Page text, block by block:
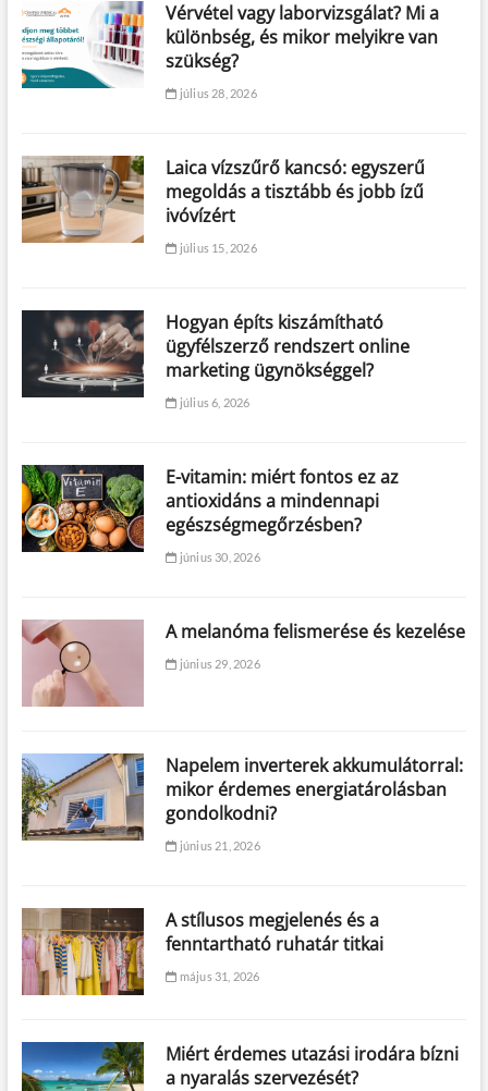
Vérvétel vagy laborvizsgálat? Mi a
különbség, és mikor melyikre van
szükség?
július 28, 2026
Laica vízszűrő kancsó: egyszerű
megoldás a tisztább és jobb ízű
ivóvízért
július 15, 2026
Hogyan építs kiszámítható
ügyfélszerző rendszert online
marketing ügynökséggel?
július 6, 2026
E-vitamin: miért fontos ez az
antioxidáns a mindennapi
egészségmegőrzésben?
június 30, 2026
A melanóma felismerése és kezelése
június 29, 2026
Napelem inverterek akkumulátorral:
mikor érdemes energiatárolásban
gondolkodni?
június 21, 2026
A stílusos megjelenés és a
fenntartható ruhatár titkai
május 31, 2026
Miért érdemes utazási irodára bízni
a nyaralás szervezését?